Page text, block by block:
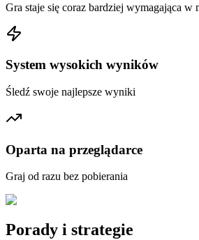
Gra staje się coraz bardziej wymagająca w
System wysokich wyników
Śledź swoje najlepsze wyniki
Oparta na przeglądarce
Graj od razu bez pobierania
Porady i strategie